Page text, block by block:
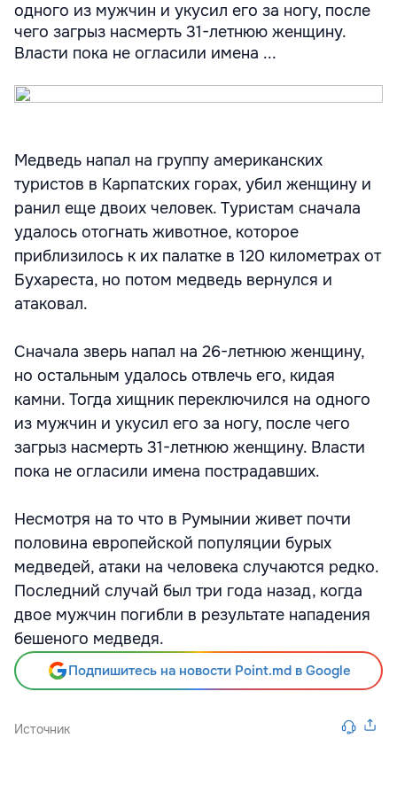
одного из мужчин и укусил его за ногу, после
чего загрыз насмерть 31-летнюю женщину.
Власти пока не огласили имена ...
Медведь напал на группу американских
туристов в Карпатских горах, убил женщину и
ранил еще двоих человек. Туристам сначала
удалось отогнать животное, которое
приблизилось к их палатке в 120 километрах от
Бухареста, но потом медведь вернулся и
атаковал.
Сначала зверь напал на 26-летнюю женщину,
но остальным удалось отвлечь его, кидая
камни. Тогда хищник переключился на одного
из мужчин и укусил его за ногу, после чего
загрыз насмерть 31-летнюю женщину. Власти
пока не огласили имена пострадавших.
Несмотря на то что в Румынии живет почти
половина европейской популяции бурых
медведей, атаки на человека случаются редко.
Последний случай был три года назад, когда
двое мужчин погибли в результате нападения
бешеного медведя.
Подпишитесь на новости Point.md в Google
Источник